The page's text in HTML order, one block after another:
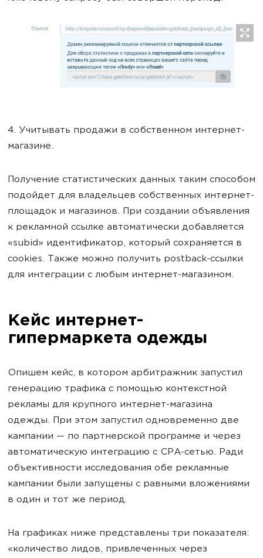
4. Учитывать продажи в собственном интернет-
магазине.
Получение статистических данных таким способом
подойдет для владельцев собственных интернет-
площадок и магазинов. При создании объявления
к рекламной ссылке автоматически добавляется
«subid» идентификатор, который сохраняется в
cookies. Также можно получить postback-ссылки
для интеграции с любым интернет-магазином.
Кейс интернет-
гипермаркета одежды
Опишем кейс, в котором арбитражник запустил
генерацию трафика с помощью контекстной
рекламы для крупного интернет-магазина
одежды. При этом запустил одновременно две
кампании — по партнерской программе и через
автоматическую интеграцию с CPA-сетью. Ради
объективности исследования обе рекламные
кампании были запущены с равными вложениями
в один и тот же период.
На графиках ниже представлены три показателя:
«количество лидов, привлеченных через